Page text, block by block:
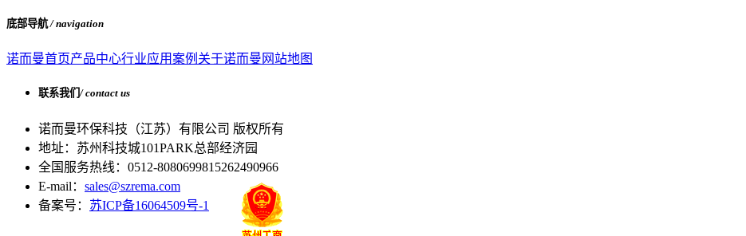
底部导航/ navigation
诺而曼首页产品中心行业应用案例 关于诺而曼 网站地图
联系我们/ contact us
诺而曼环保科技（江苏）有限公司 版权所有
地址：苏州科技城101PARK总部经济园
全国服务热线：0512-8080699815262490966
E-mail： sales@szrema.com
备案号： 苏ICP备16064509号-1